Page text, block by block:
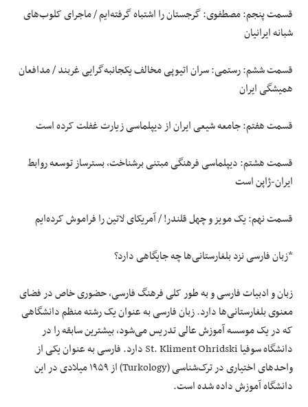
قسمت پنجم: مصطفوی: گرجستان را اشتباه گرفته‌ایم / ماجرای کلوب‌های
شبانه ایرانیان
قسمت ششم: رستمی: سران اتیوپی مخالف یکجانبه‌گرایی غربند / مدافعان
همیشگی ایران
قسمت هفتم: جامعه شیعی ایران از دیپلماسی زیارت غفلت کرده است
قسمت هشتم: دیپلماسی فرهنگی مبتنی برشناخت، بسترساز توسعه روابط
ایران-ژاپن است
قسمت نهم: یک مویز و چهل قلندر! / آمریکای لاتین را فراموش کرده‌ایم
*زبان فارسی نزد بلغارستانی‌ها چه جایگاهی دارد؟
زبان و ادبیات فارسی و به طور کلی فرهنگ فارسی، حضوری خاص در فضای
معنوی بلغارستانی‌ها دارد. زبان فارسی به عنوان یک رشته منظم دانشگاهی
که در یک موسسه آموزش عالی تدریس می‌شود، بیشترین سابقه را در
دانشگاه سوفیا St. Kliment Ohridski دارد. فارسی به عنوان یکی از
واحدهای اختیاری در ترک‌شناسی (Turkology) از ۱۹۵۹ میلادی در این
دانشگاه آموزش داده شده است.